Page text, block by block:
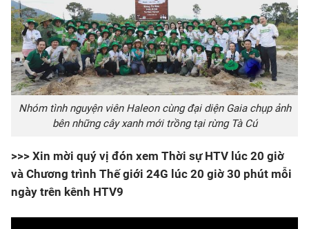
Nhóm tình nguyện viên Haleon cùng đại diện Gaia chụp ảnh
bên những cây xanh mới trồng tại rừng Tà Cú
>>> Xin mời quý vị đón xem Thời sự HTV lúc 20 giờ
và Chương trình Thế giới 24G lúc 20 giờ 30 phút mỗi
ngày trên kênh HTV9